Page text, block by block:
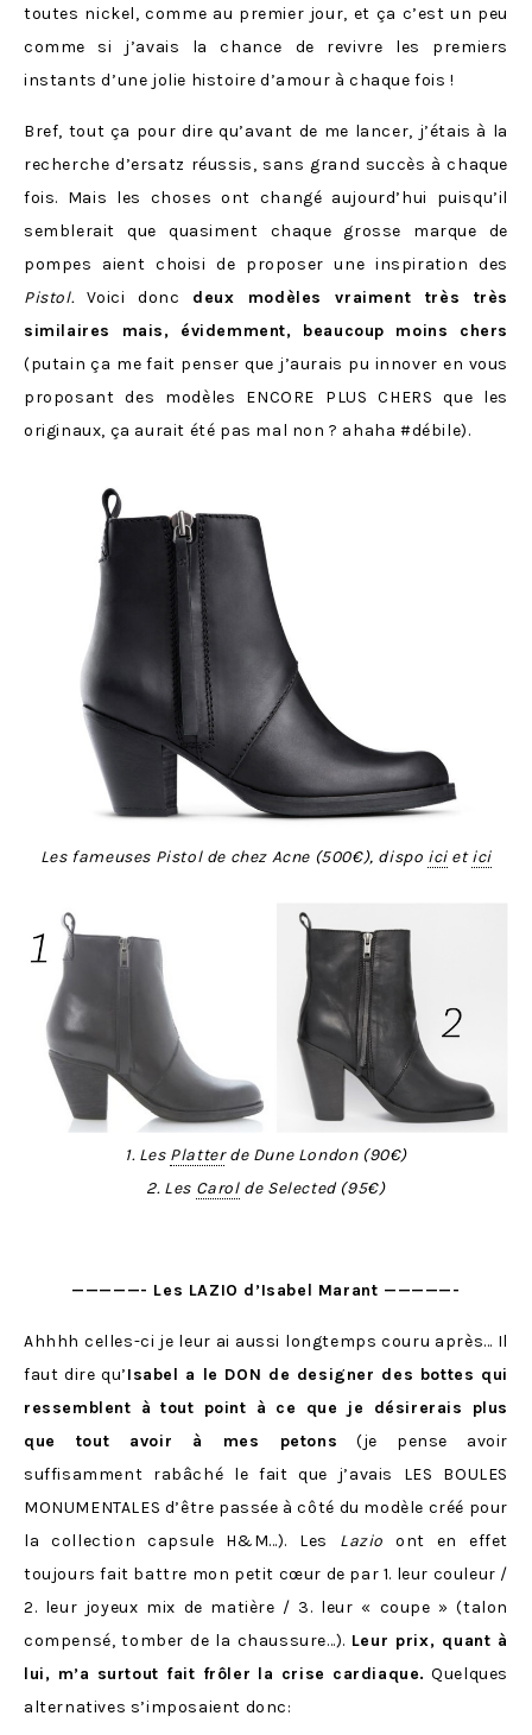
toutes nickel, comme au premier jour, et ça c’est un peu
comme si j’avais la chance de revivre les premiers
instants d’une jolie histoire d’amour à chaque fois !
Bref, tout ça pour dire qu’avant de me lancer, j’étais à la
recherche d’ersatz réussis, sans grand succès à chaque
fois. Mais les choses ont changé aujourd’hui puisqu’il
semblerait que quasiment chaque grosse marque de
pompes aient choisi de proposer une inspiration des
Pistol.Voici donc deux modèles vraiment très très
similaires mais, évidemment, beaucoup moins chers
(putain ça me fait penser que j’aurais pu innover en vous
proposant des modèles ENCORE PLUS CHERS que les
originaux, ça aurait été pas mal non ? ahaha #débile).
Les fameuses Pistol de chez Acne (500€), dispo icietici
1. Les Platterde Dune London (90€)
2. Les Carolde Selected (95€)
—————- Les LAZIO d’Isabel Marant —————-
Ahhhh celles-ci je leur ai aussi longtemps couru après… Il
faut dire qu’Isabel a le DON de designer des bottes qui
ressemblent à tout point à ce que je désirerais plus
que tout avoir à mes petons (je pense avoir
suffisamment rabâché le fait que j’avais LES BOULES
MONUMENTALES d’être passée à côté du modèle créé pour
la collection capsule H&M…). Les Lazio ont en effet
toujours fait battre mon petit cœur de par 1. leur couleur /
2. leur joyeux mix de matière / 3. leur « coupe » (talon
compensé, tomber de la chaussure…). Leur prix, quant à
lui, m’a surtout fait frôler la crise cardiaque. Quelques
alternatives s’imposaient donc: